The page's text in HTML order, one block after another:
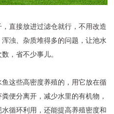
直接放进过滤仓就行，不用改造
浊、杂质堆得多的问题，让池水
，省不少事儿。
这些高密度养殖的，用它放在循
便分离开，减少水里的有机物，
循环利用，还能提高养殖密度和